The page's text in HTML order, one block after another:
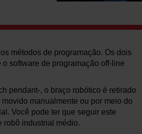
métodos de programação. Os dois
software de programação off-line
pendant-, o braço robótico é retirado
manualmente ou por meio do
Você pode ter que seguir este
robô industrial médio.